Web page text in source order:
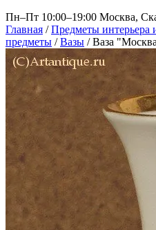
Пн–Пт 10:00–19:00 Москва,
Главная / Предметы интерьера
предметы / Вазы / Ваза